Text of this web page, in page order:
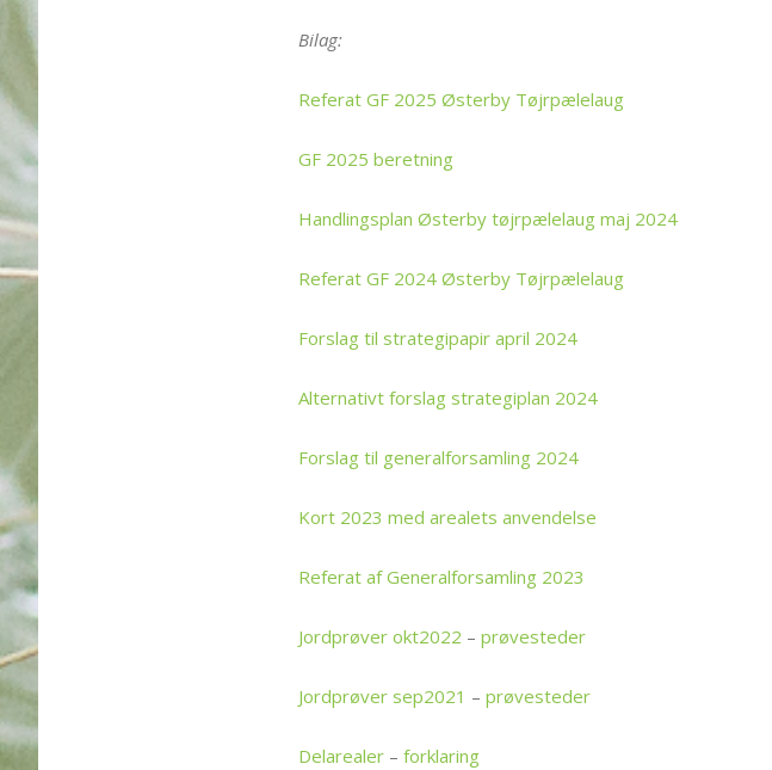
Bilag:
Referat GF 2025 Østerby Tøjrpælelaug
GF 2025 beretning
Handlingsplan Østerby tøjrpælelaug maj 2024
Referat GF 2024 Østerby Tøjrpælelaug
Forslag til strategipapir april 2024
Alternativt forslag strategiplan 2024
Forslag til generalforsamling 2024
Kort 2023 med arealets anvendelse
Referat af Generalforsamling 2023
Jordprøver okt2022 – prøvesteder
Jordprøver sep2021 – prøvesteder
Delarealer– forklaring